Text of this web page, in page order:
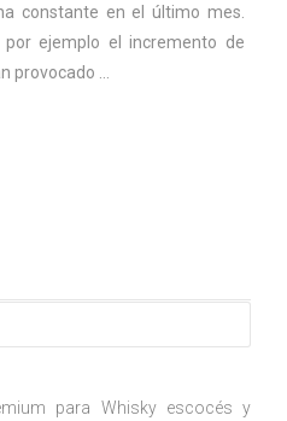
constante en el último mes.
ejemplo el incremento de
provocado …
para Whisky escocés y